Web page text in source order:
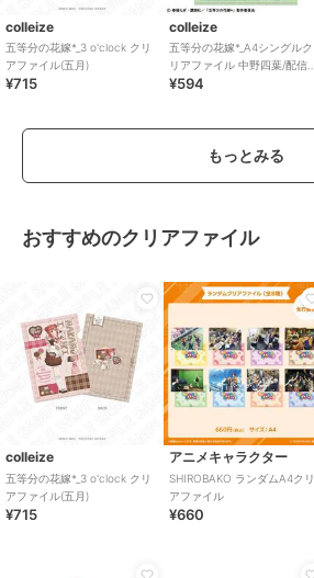
colleize
五等分の花嫁*_3 o'clock クリ
アファイル(五月)
¥715
colleize
五等分の花嫁*_A4シングルク
リアファイル 中野四葉/配信者
なりきり
¥594
もっとみる
おすすめのクリアファイル
colleize
五等分の花嫁*_3 o'clock クリ
アファイル(五月)
¥715
アニメキャラクター
SHIROBAKO ランダムA4クリ
アファイル
¥660